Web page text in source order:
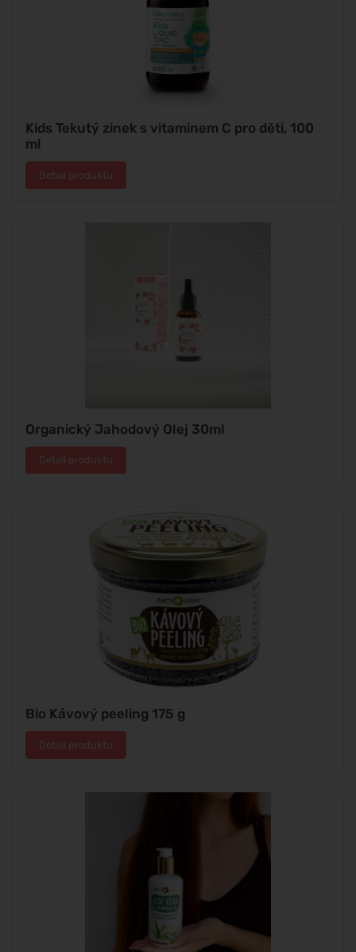
Kids Tekutý zinek s vitaminem C pro děti, 100
ml
Detail produktu
Organický Jahodový Olej 30ml
Detail produktu
Bio Kávový peeling 175 g
Detail produktu